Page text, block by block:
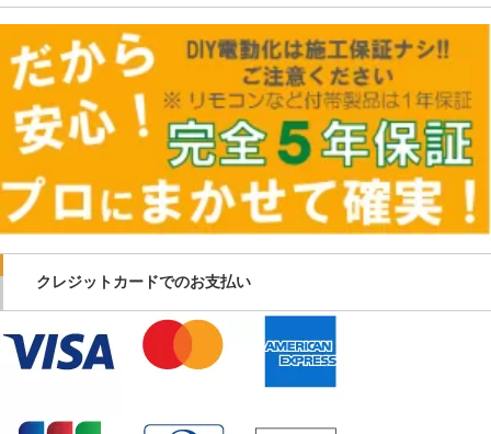
クレジットカードでのお支払い